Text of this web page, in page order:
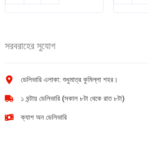
dal
(খেসারি
quantity
ডাল
(বড়
সরবরাহের সুযোগ
ডেলিভারি এলাকা: শুধুমাত্র কুমিল্লা শহর।
১ ঘন্টায় ডেলিভারি (সকাল ৮টা থেকে রাত ৮টা)
ক্যাশ অন ডেলিভারি